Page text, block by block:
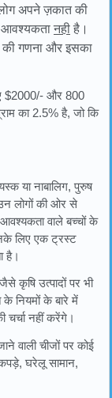
अपने ज़कात की
नही है ।
की गणना और इसका
$2000/- और 800
का 2.5% है, जो कि
या नाबालिग, पुरुष
लोगों की ओर से
वाले बच्चों के
लिए एक ट्रस्ट
है।
कृषि उत्पादों पर भी
नियमों के बारे में
नहीं करेंगे।
वाली चीजों पर कोई
घरेलू सामान,